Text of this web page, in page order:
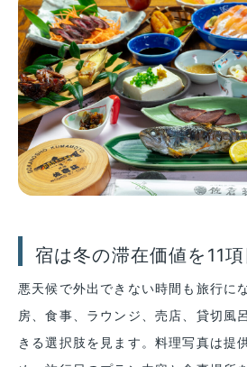
宿は冬の滞在価値を11
悪天候で外出できない時間も旅行に
房、食事、ラウンジ、売店、貸切風
きる選択肢を見ます。料理写真は提